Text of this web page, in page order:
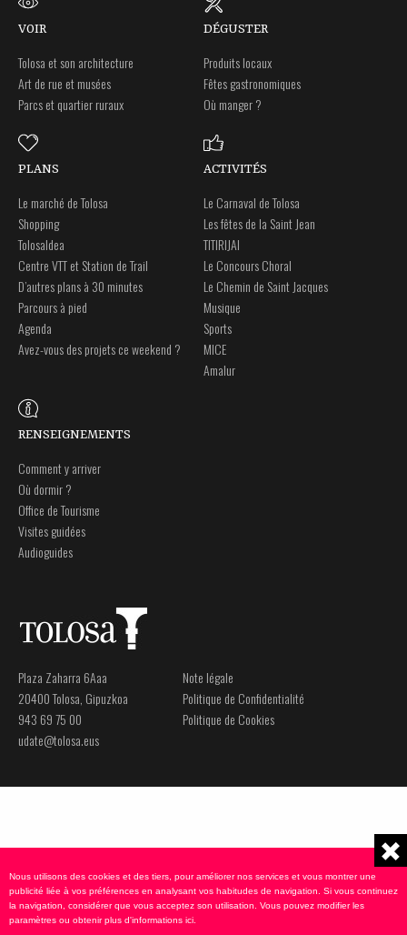
VOIR
Tolosa et son architecture
Art de rue et musées
Parcs et quartier ruraux
DÉGUSTER
Produits locaux
Fêtes gastronomiques
Où manger ?
PLANS
Le marché de Tolosa
Shopping
Tolosaldea
Centre VTT et Station de Trail
D’autres plans à 30 minutes
Parcours à pied
Agenda
Avez-vous des projets ce weekend ?
ACTIVITÉS
Le Carnaval de Tolosa
Les fêtes de la Saint Jean
TITIRIJAI
Le Concours Choral
Le Chemin de Saint Jacques
Musique
Sports
MICE
Amalur
RENSEIGNEMENTS
Comment y arriver
Où dormir ?
Office de Tourisme
Visites guidées
Audioguides
Plaza Zaharra 6Aaa
20400 Tolosa, Gipuzkoa
943 69 75 00
udate@tolosa.eus
Note légale
Politique de Confidentialité
Politique de Cookies
Nous utilisons des cookies et des tiers, pour améliorer nos services et vous montrer une
publicité liée à vos préférences en analysant vos habitudes de navigation. Si vous continuez
la navigation, considérer que vous acceptez son utilisation. Vous pouvez modifier les
paramètres ou obtenir plus d'informations ici.